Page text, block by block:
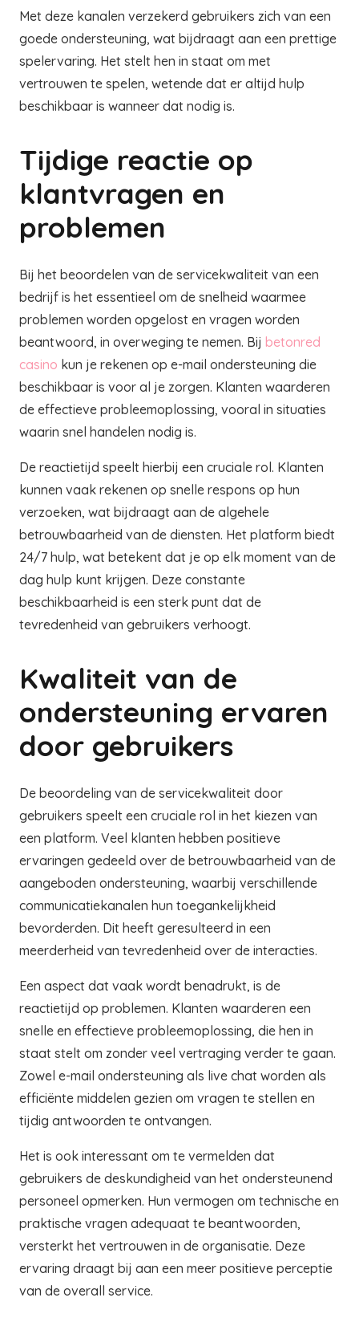
Met deze kanalen verzekerd gebruikers zich van een
goede ondersteuning, wat bijdraagt aan een prettige
spelervaring. Het stelt hen in staat om met
vertrouwen te spelen, wetende dat er altijd hulp
beschikbaar is wanneer dat nodig is.
Tijdige reactie op
klantvragen en
problemen
Bij het beoordelen van de servicekwaliteit van een
bedrijf is het essentieel om de snelheid waarmee
problemen worden opgelost en vragen worden
beantwoord, in overweging te nemen. Bij betonred
casino kun je rekenen op e-mail ondersteuning die
beschikbaar is voor al je zorgen. Klanten waarderen
de effectieve probleemoplossing, vooral in situaties
waarin snel handelen nodig is.
De reactietijd speelt hierbij een cruciale rol. Klanten
kunnen vaak rekenen op snelle respons op hun
verzoeken, wat bijdraagt aan de algehele
betrouwbaarheid van de diensten. Het platform biedt
24/7 hulp, wat betekent dat je op elk moment van de
dag hulp kunt krijgen. Deze constante
beschikbaarheid is een sterk punt dat de
tevredenheid van gebruikers verhoogt.
Kwaliteit van de
ondersteuning ervaren
door gebruikers
De beoordeling van de servicekwaliteit door
gebruikers speelt een cruciale rol in het kiezen van
een platform. Veel klanten hebben positieve
ervaringen gedeeld over de betrouwbaarheid van de
aangeboden ondersteuning, waarbij verschillende
communicatiekanalen hun toegankelijkheid
bevorderden. Dit heeft geresulteerd in een
meerderheid van tevredenheid over de interacties.
Een aspect dat vaak wordt benadrukt, is de
reactietijd op problemen. Klanten waarderen een
snelle en effectieve probleemoplossing, die hen in
staat stelt om zonder veel vertraging verder te gaan.
Zowel e-mail ondersteuning als live chat worden als
efficiënte middelen gezien om vragen te stellen en
tijdig antwoorden te ontvangen.
Het is ook interessant om te vermelden dat
gebruikers de deskundigheid van het ondersteunend
personeel opmerken. Hun vermogen om technische en
praktische vragen adequaat te beantwoorden,
versterkt het vertrouwen in de organisatie. Deze
ervaring draagt bij aan een meer positieve perceptie
van de overall service.